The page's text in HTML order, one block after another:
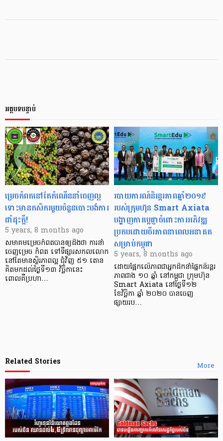
អត្ថបទបន្ទាប់
ម្រេចកំពតនៅតែកំណើននាំចេញល្អ
ទោះមានកសិករមួយចំនួនបោះបង់ការ
ដាំដុះក្ដី!
5 years, 8 months ago
សមាគមម្រេចកំពតបានឲ្យដឹងថា ការនាំ
ចេញម្រេច កំពត ទៅទីផ្សារសកលលោក
នៅតែមានស្ថិរភាពល្អ ជុំវិញ ៥១ តោន
គិតមកដល់ថ្ងៃទី១៣ វិច្ឆិកានេះ
ពោលគឺប្រហា…
របាយការណ៍​និរន្តរភាព​ឆ្នាំ​២០១៩
របស់​ក្រុមហ៊ុន Smart Axiata ​
បង្ហាញ​​ការប្តេជ្ញា​ចំពោះ​ការអភិវឌ្ឍ​
ប្រកប​ដោយចីរភាព​​នា​ពេល​អនាគត
សម្រាប់​កម្ពុជា
5 years, 8 months ago
ដោយផ្អែកលើភាពជាអ្នកដឹកនាំផ្នែកនិរន្តរ
ភាពជាង ១០ ឆ្នាំ នៅកម្ពុជា ក្រុមហ៊ុន
Smart Axiata នៅថ្ងៃ​ទី១២
ខែវិច្ឆិកា ឆ្នាំ ២០២០ បាន​ចេញ
ផ្សាយរប…
More
Related Stories